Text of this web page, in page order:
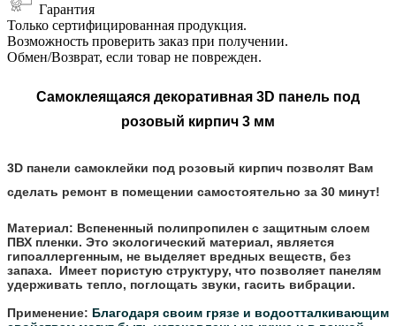
Гарантия
Только сертифицированная продукция.
Возможность проверить заказ при получении.
Обмен/Возврат, если товар не поврежден.
Самоклеящаяся декоративная 3D панель под
розовый кирпич 3 мм
3D панели самоклейки под розовый кирпич позволят Вам
сделать ремонт в помещении самостоятельно за 30 минут!
Материал: Вспененный полипропилен с защитным слоем
ПВХ пленки. Это экологический материал, является
гипоаллергенным, не выделяет вредных веществ, без
запаха. Имеет пористую структуру, что позволяет панелям
удерживать тепло, поглощать звуки, гасить вибрации.
Применение: Благодаря своим грязе и водоотталкивающим